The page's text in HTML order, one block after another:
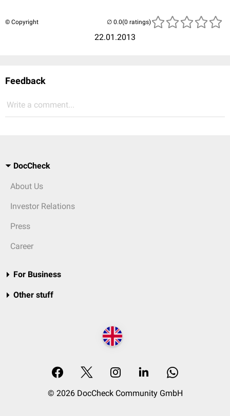
© Copyright
22.01.2013
(0 ratings)
Feedback
Write a comment...
DocCheck
About Us
Investor Relations
Press
Career
For Business
Other stuff
© 2026 DocCheck Community GmbH